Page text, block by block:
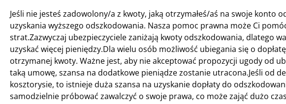
Jeśli nie jesteś zadowolony/a z kwoty, jaką otrzymałeś/aś na swoje konto
uzyskania wyższego odszkodowania. Nasza pomoc prawna może Ci
strat.Zazwyczaj ubezpieczyciele zaniżają kwoty odszkodowania, dlatego
uzyskać więcej pieniędzy.Dla wielu osób możliwość ubiegania się o
otrzymanej kwoty. Ważne jest, aby nie akceptować propozycji ugody od
taką umowę, szansa na dodatkowe pieniądze zostanie utracona.Jeśli od
kosztorysie, to istnieje duża szansa na uzyskanie dopłaty do
samodzielnie próbować zawalczyć o swoje prawa, co może zająć dużo